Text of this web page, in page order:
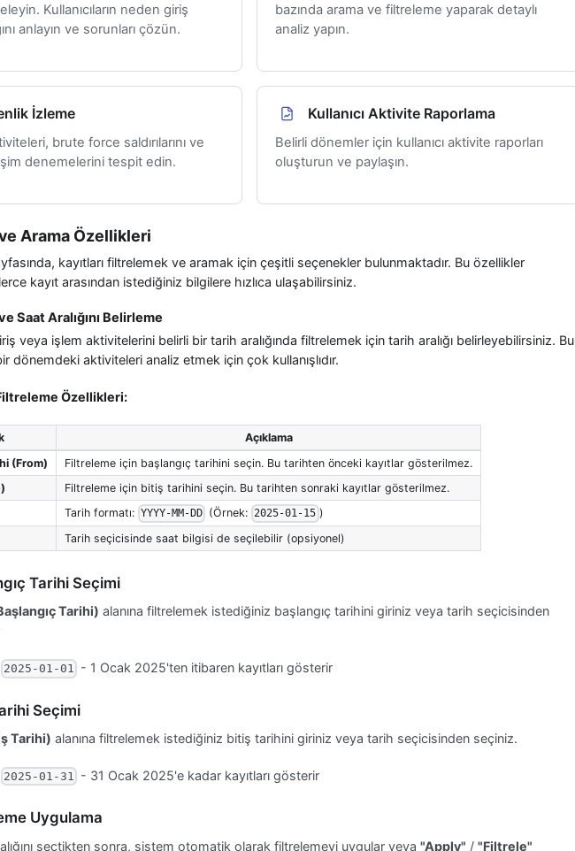
Kullanıcıların neden giriş
anlayın ve sorunları çözün.
bazında arama ve filtreleme yaparak detaylı
analiz yapın.
İzleme
brute force saldırılarını ve
denemelerini tespit edin.
Kullanıcı Aktivite Raporlama
Belirli dönemler için kullanıcı aktivite raporları
oluşturun ve paylaşın.
Arama Özellikleri
kayıtları filtrelemek ve aramak için çeşitli seçenekler bulunmaktadır. Bu özellikler
kayıt arasından istediğiniz bilgilere hızlıca ulaşabilirsiniz.
Saat Aralığını Belirleme
veya işlem aktivitelerini belirli bir tarih aralığında filtrelemek için tarih aralığı belirleyebilirsiniz. Bu
dönemdeki aktiviteleri analiz etmek için çok kullanışlıdır.
Özellikleri:
Açıklama
(From)
Filtreleme için başlangıç tarihini seçin. Bu tarihten önceki kayıtlar gösterilmez.
Filtreleme için bitiş tarihini seçin. Bu tarihten sonraki kayıtlar gösterilmez.
Tarih formatı: YYYY-MM-DD (Örnek: 2025-01-15 )
Tarih seçicisinde saat bilgisi de seçilebilir (opsiyonel)
Tarihi Seçimi
Tarihi) alanına filtrelemek istediğiniz başlangıç tarihini giriniz veya tarih seçicisinden
2025-01-01 - 1 Ocak 2025'ten itibaren kayıtları gösterir
Seçimi
Tarihi) alanına filtrelemek istediğiniz bitiş tarihini giriniz veya tarih seçicisinden seçiniz.
2025-01-31 - 31 Ocak 2025'e kadar kayıtları gösterir
Uygulama
seçtikten sonra, sistem otomatik olarak filtrelemeyi uygular veya "Apply" / "Filtrele"